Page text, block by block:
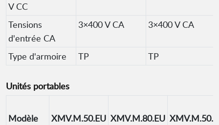
V CC
Tensions
d'entrée CA
3×400 V CA 3×400 V CA
Type d'armoire TP TP
Unités portables
Modèle XMV.M.50.EU XMV.M.80.EU